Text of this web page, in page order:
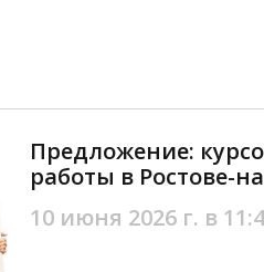
Предложение:
работы в Ростове-
10 июня 2026 г. в